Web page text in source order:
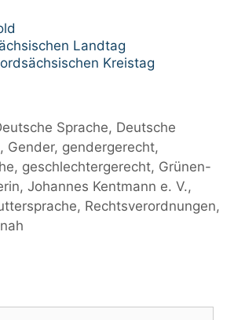
Landtag
Kreistag
Sprache, Deutsche
, Gender, gendergerecht,
, geschlechtergerecht, Grünen-
, Johannes Kentmann e. V.,
, Rechtsverordnungen,